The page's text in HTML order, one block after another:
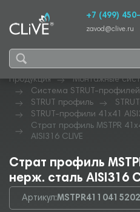
+7 (499)
zavod@clive.ru
Продукция
Монтажные
Система STRUT-
STRUT профиль
STRUT-профили 41х41
Страт профиль MSTPR
AISI316 CLIVE
Страт профиль
нерж. сталь AISI316
Артикул: